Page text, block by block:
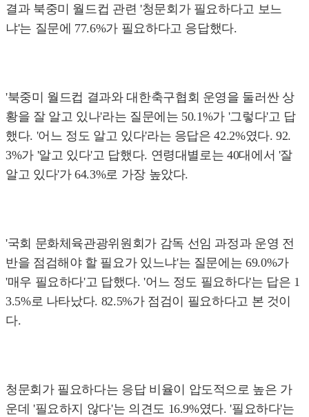
결과 북중미 월드컵 관련 '청문회가 필요하다고 보느
냐'는 질문에 77.6%가 필요하다고 응답했다.
'북중미 월드컵 결과와 대한축구협회 운영을 둘러싼 상
황을 잘 알고 있나'라는 질문에는 50.1%가 '그렇다'고 답
했다. '어느 정도 알고 있다'라는 응답은 42.2%였다. 92.
3%가 '알고 있다'고 답했다. 연령대별로는 40대에서 '잘
알고 있다'가 64.3%로 가장 높았다.
'국회 문화체육관광위원회가 감독 선임 과정과 운영 전
반을 점검해야 할 필요가 있느냐'는 질문에는 69.0%가
'매우 필요하다'고 답했다. '어느 정도 필요하다'는 답은 1
3.5%로 나타났다. 82.5%가 점검이 필요하다고 본 것이
다.
청문회가 필요하다는 응답 비율이 압도적으로 높은 가
운데 '필요하지 않다'는 의견도 16.9%였다. '필요하다'는